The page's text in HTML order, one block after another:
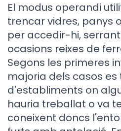
El modus operandi
trencar vidres, panys
per accedir-hi,
ocasions reixes de
Segons les primeres
majoria dels casos
d'establiments on
hauria treballat o va
coneixent doncs